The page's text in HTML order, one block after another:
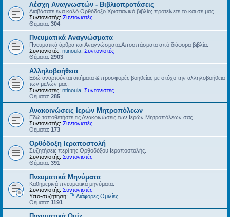
Λέσχη Αναγνωστών - Βιβλιοπροτάσεις
Διαβάσατε ένα καλό Ορθόδοξο Χριστιανικό βιβλίο; προτείνετε το και σε μας.
Συντονιστής: Συντονιστές
Θέματα: 304
Πνευματικά Αναγνώσματα
Πνευματικά άρθρα και Αναγνώσματα.Αποσπάσματα από διάφορα βιβλία.
Συντονιστές: ntinoula Συντονιστές
Θέματα: 2903
Αλληλοβοήθεια
Εδώ αναρτούνται αιτήματα & προσφορές βοηθείας με στόχο την αλληλοβοήθεια
των μελών μας.
Συντονιστές: ntinoula Συντονιστές
Θέματα: 285
Ανακοινώσεις Ιερών Μητροπόλεων
Εδώ τοποθετήστε τις Ανακοινώσεις των Ιερών Μητροπόλεων σας
Συντονιστής: Συντονιστές
Θέματα: 173
Ορθόδοξη Ιεραποστολή
Συζητήσεις περί της Ορθοδόξου Ιεραποστολής.
Συντονιστής: Συντονιστές
Θέματα: 391
Πνευματικά Μηνύματα
Καθημερινά πνευματικά μηνύματα.
Συντονιστής: Συντονιστές
Υπο-συζήτηση:
Διάφορες Ομιλίες
Θέματα: 1191